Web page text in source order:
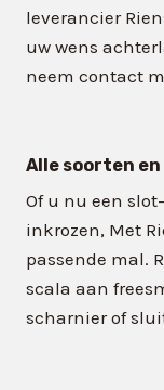
leverancier
uw wens
neem contact
Alle soorten
Of u nu een
inkrozen, Met
passende mal.
scala aan
scharnier of